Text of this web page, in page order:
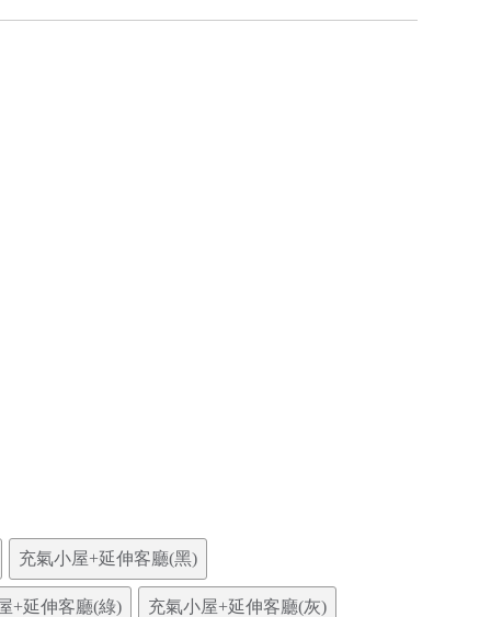
充氣小屋+延伸客廳(黑)
+延伸客廳(綠) 充氣小屋+延伸客廳(灰)